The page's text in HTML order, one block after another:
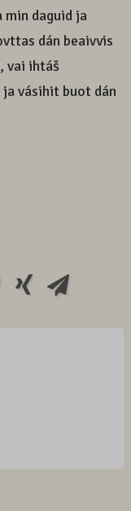
daguid ja
dán beaivvis
vai ihtáš
vásihit buot dán